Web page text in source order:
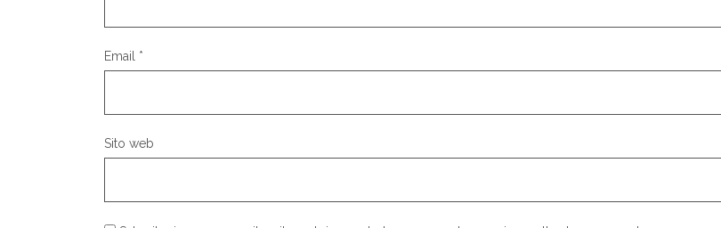
Email *
Sito web